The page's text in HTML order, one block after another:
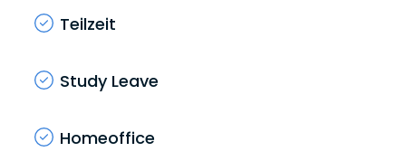
Teilzeit
Study Leave
Homeoffice